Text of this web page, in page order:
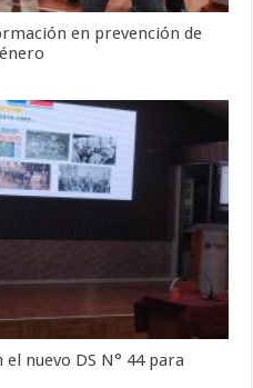
en prevención de
el nuevo DS N° 44 para